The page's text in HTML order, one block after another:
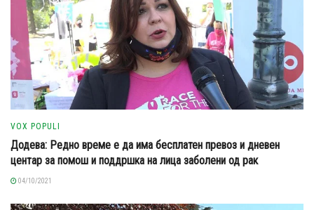
VOX POPULI
Додева: Редно време е да има бесплатен превоз и дневен
центар за помош и поддршка на лица заболени од рак
04/10/2021